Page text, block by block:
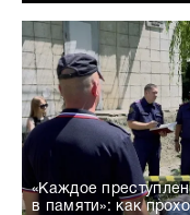
«Каждое
в памяти»: как